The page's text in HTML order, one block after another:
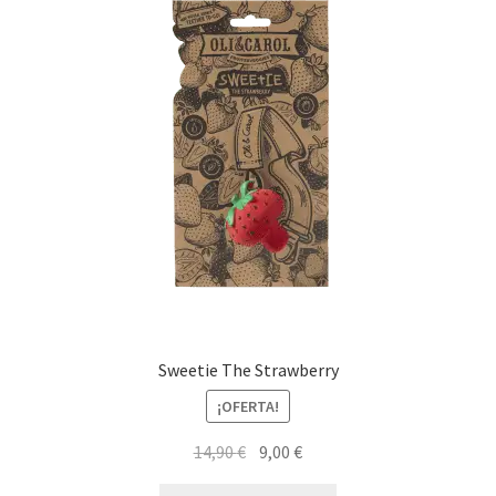
Sweetie The Strawberry
¡OFERTA!
14,90€ El9,00€El